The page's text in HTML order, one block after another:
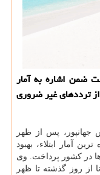
ضمن اشاره به آمار
ترددهای غیر ضروری
جهانپور، پس از ظهر
آمار ابتلاء، بهبود
در كشور پرداخت. وی
جدید كرونا از روز گذشته تا ظهر